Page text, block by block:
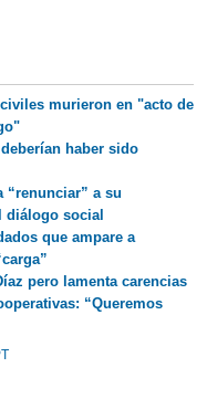
murieron en "acto de
haber sido
“renunciar” a su
diálogo social
que ampare a
pero lamenta carencias
“Queremos